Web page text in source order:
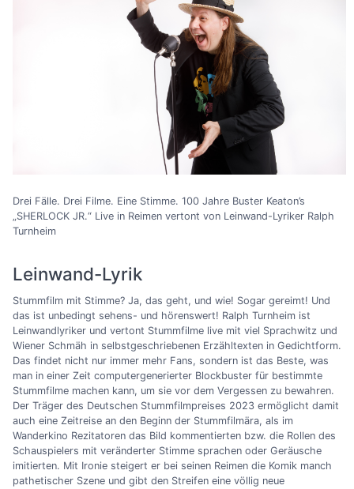
Drei Fälle. Drei Filme. Eine Stimme. 100 Jahre Buster Keaton’s
„SHERLOCK JR.“ Live in Reimen vertont von Leinwand-Lyriker Ralph
Turnheim
Leinwand-Lyrik
Stummfilm mit Stimme? Ja, das geht, und wie! Sogar gereimt! Und
das ist unbedingt sehens- und hörenswert! Ralph Turnheim ist
Leinwandlyriker und vertont Stummfilme live mit viel Sprachwitz und
Wiener Schmäh in selbstgeschriebenen Erzähltexten in Gedichtform.
Das findet nicht nur immer mehr Fans, sondern ist das Beste, was
man in einer Zeit computergenerierter Blockbuster für bestimmte
Stummfilme machen kann, um sie vor dem Vergessen zu bewahren.
Der Träger des Deutschen Stummfilmpreises 2023 ermöglicht damit
auch eine Zeitreise an den Beginn der Stummfilmära, als im
Wanderkino Rezitatoren das Bild kommentierten bzw. die Rollen des
Schauspielers mit veränderter Stimme sprachen oder Geräusche
imitierten. Mit Ironie steigert er bei seinen Reimen die Komik manch
pathetischer Szene und gibt den Streifen eine völlig neue